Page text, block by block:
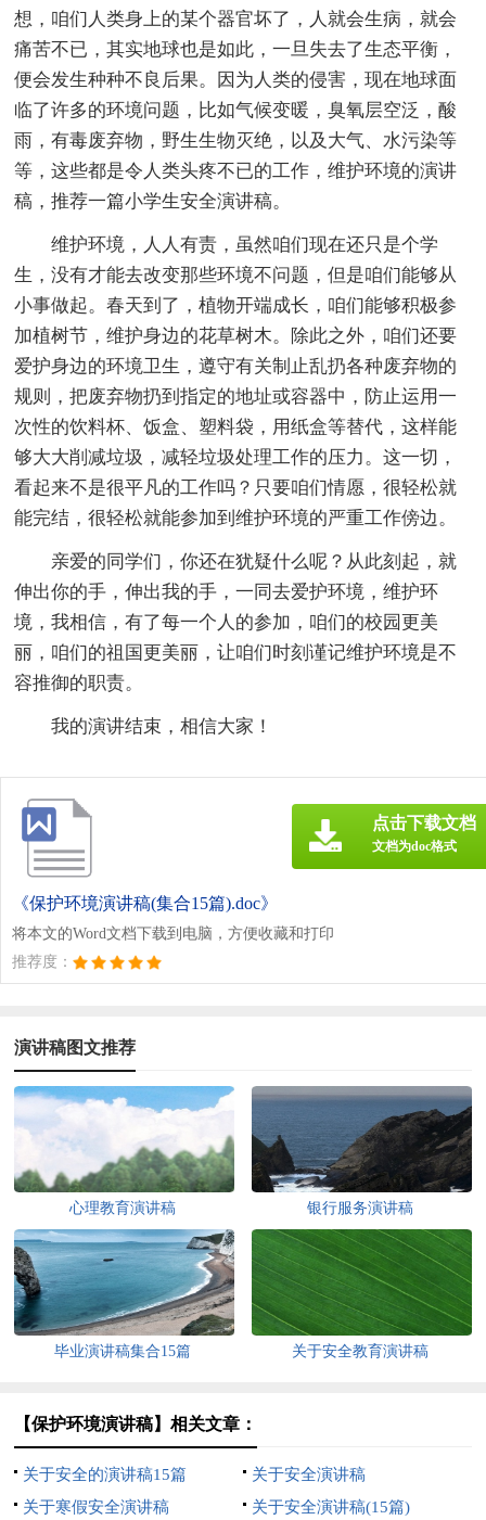
想，咱们人类身上的某个器官坏了，人就会生病，就会
痛苦不已，其实地球也是如此，一旦失去了生态平衡，
便会发生种种不良后果。因为人类的侵害，现在地球面
临了许多的环境问题，比如气候变暖，臭氧层空泛，酸
雨，有毒废弃物，野生生物灭绝，以及大气、水污染等
等，这些都是令人类头疼不已的工作，维护环境的演讲
稿，推荐一篇小学生安全演讲稿。
维护环境，人人有责，虽然咱们现在还只是个学
生，没有才能去改变那些环境不问题，但是咱们能够从
小事做起。春天到了，植物开端成长，咱们能够积极参
加植树节，维护身边的花草树木。除此之外，咱们还要
爱护身边的环境卫生，遵守有关制止乱扔各种废弃物的
规则，把废弃物扔到指定的地址或容器中，防止运用一
次性的饮料杯、饭盒、塑料袋，用纸盒等替代，这样能
够大大削减垃圾，减轻垃圾处理工作的压力。这一切，
看起来不是很平凡的工作吗？只要咱们情愿，很轻松就
能完结，很轻松就能参加到维护环境的严重工作傍边。
亲爱的同学们，你还在犹疑什么呢？从此刻起，就
伸出你的手，伸出我的手，一同去爱护环境，维护环
境，我相信，有了每一个人的参加，咱们的校园更美
丽，咱们的祖国更美丽，让咱们时刻谨记维护环境是不
容推御的职责。
我的演讲结束，相信大家！
《保护环境演讲稿(集合15篇).doc》
将本文的Word文档下载到电脑，方便收藏和打印
推荐度：
点击下载文档
文档为doc格式
演讲稿图文推荐
心理教育演讲稿 银行服务演讲稿
毕业演讲稿集合15篇 关于安全教育演讲稿
【保护环境演讲稿】相关文章：
关于安全的演讲稿15篇
关于安全演讲稿
关于寒假安全演讲稿
关于安全演讲稿(15篇)